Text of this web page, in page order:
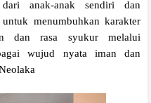
anak-anak sendiri dan
menumbuhkan karakter
dan rasa syukur melalui
wujud nyata iman dan